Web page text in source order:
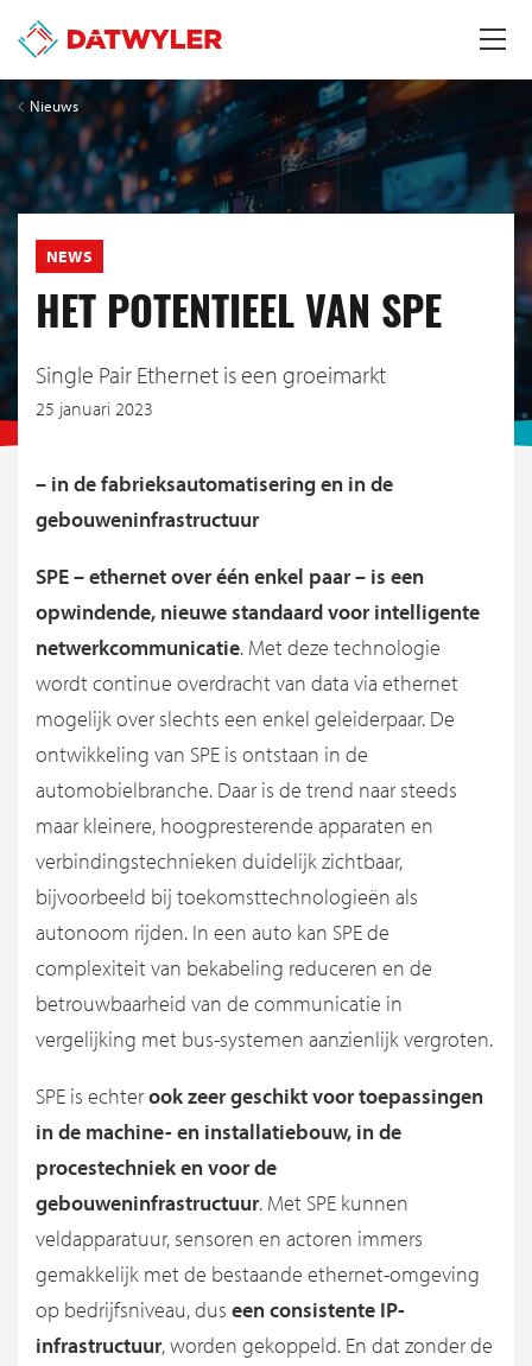
Nieuws
NEWS
HET POTENTIEEL VAN SPE
Single Pair Ethernet is een groeimarkt
25 januari 2023
– in de fabrieksautomatisering en in de
gebouweninfrastructuur
SPE – ethernet over één enkel paar – is een
opwindende, nieuwe standaard voor intelligente
netwerkcommunicatie. Met deze technologie
wordt continue overdracht van data via ethernet
mogelijk over slechts een enkel geleiderpaar. De
ontwikkeling van SPE is ontstaan in de
automobielbranche. Daar is de trend naar steeds
maar kleinere, hoogpresterende apparaten en
verbindingstechnieken duidelijk zichtbaar,
bijvoorbeeld bij toekomsttechnologieën als
autonoom rijden. In een auto kan SPE de
complexiteit van bekabeling reduceren en de
betrouwbaarheid van de communicatie in
vergelijking met bus-systemen aanzienlijk vergroten.
SPE is echterook zeer geschikt voor toepassingen
in de machine- en installatiebouw, in de
procestechniek en voor de
gebouweninfrastructuur. Met SPE kunnen
veldapparatuur, sensoren en actoren immers
gemakkelijk met de bestaande ethernet-omgeving
op bedrijfsniveau, dus een consistente IP-
infrastructuur, worden gekoppeld. En dat zonder de